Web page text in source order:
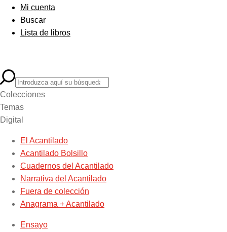
Mi cuenta
Buscar
Lista de libros
Colecciones
Temas
Digital
El Acantilado
Acantilado Bolsillo
Cuadernos del Acantilado
Narrativa del Acantilado
Fuera de colección
Anagrama + Acantilado
Ensayo